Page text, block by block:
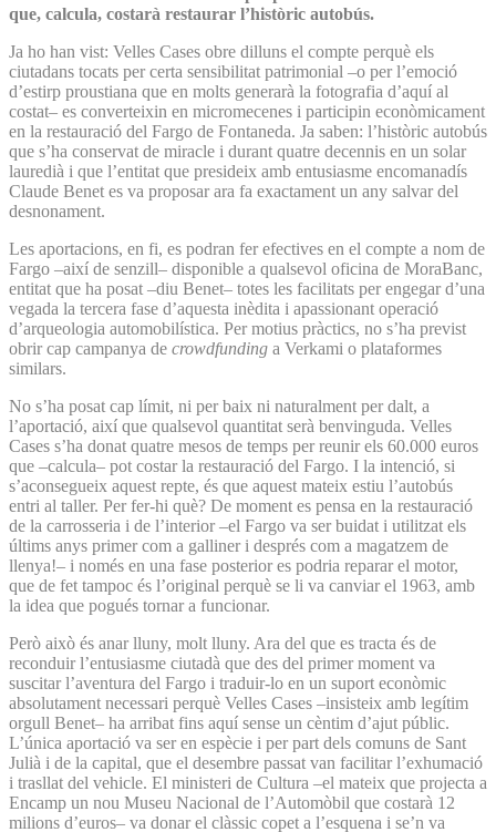
que, calcula, costarà restaurar l’històric autobús.
Ja ho han vist: Velles Cases obre dilluns el compte perquè els
ciutadans tocats per certa sensibilitat patrimonial –o per l’emoció
d’estirp proustiana que en molts generarà la fotografia d’aquí al
costat– es converteixin en micromecenes i participin econòmicament
en la restauració del Fargo de Fontaneda. Ja saben: l’històric autobús
que s’ha conservat de miracle i durant quatre decennis en un solar
lauredià i que l’entitat que presideix amb entusiasme encomanadís
Claude Benet es va proposar ara fa exactament un any salvar del
desnonament.
Les aportacions, en fi, es podran fer efectives en el compte a nom de
Fargo –així de senzill– disponible a qualsevol oficina de MoraBanc,
entitat que ha posat –diu Benet– totes les facilitats per engegar d’una
vegada la tercera fase d’aquesta inèdita i apassionant operació
d’arqueologia automobilística. Per motius pràctics, no s’ha previst
obrir cap campanya de crowdfunding a Verkami o plataformes
similars.
No s’ha posat cap límit, ni per baix ni naturalment per dalt, a
l’aportació, així que qualsevol quantitat serà benvinguda. Velles
Cases s’ha donat quatre mesos de temps per reunir els 60.000 euros
que –calcula– pot costar la restauració del Fargo. I la intenció, si
s’aconsegueix aquest repte, és que aquest mateix estiu l’autobús
entri al taller. Per fer-hi què? De moment es pensa en la restauració
de la carrosseria i de l’interior –el Fargo va ser buidat i utilitzat els
últims anys primer com a galliner i després com a magatzem de
llenya!– i només en una fase posterior es podria reparar el motor,
que de fet tampoc és l’original perquè se li va canviar el 1963, amb
la idea que pogués tornar a funcionar.
Però això és anar lluny, molt lluny. Ara del que es tracta és de
reconduir l’entusiasme ciutadà que des del primer moment va
suscitar l’aventura del Fargo i traduir-lo en un suport econòmic
absolutament necessari perquè Velles Cases –insisteix amb legítim
orgull Benet– ha arribat fins aquí sense un cèntim d’ajut públic.
L’única aportació va ser en espècie i per part dels comuns de Sant
Julià i de la capital, que el desembre passat van facilitar l’exhumació
i trasllat del vehicle. El ministeri de Cultura –el mateix que projecta a
Encamp un nou Museu Nacional de l’Automòbil que costarà 12
milions d’euros– va donar el clàssic copet a l’esquena i se’n va